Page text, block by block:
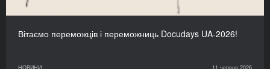
Вітаємо переможців і переможниць Docudays UA-2026!